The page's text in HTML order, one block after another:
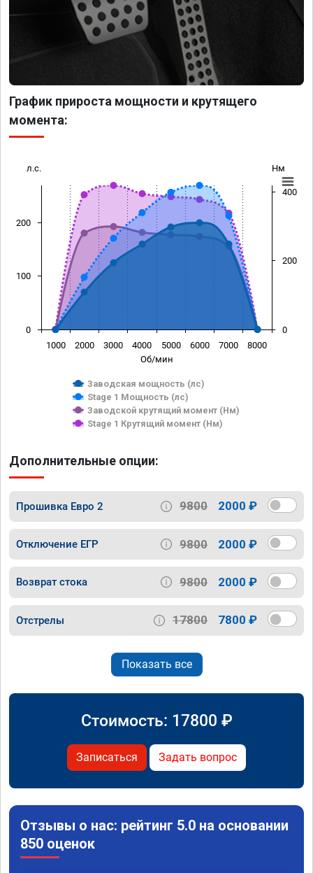
График прироста мощности и крутящего
момента:
Об/мин
л.с. Нм
Заводская мощность (лс)
Stage 1 Мощность (лс)
Заводской крутящий момент (Нм)
Stage 1 Крутящий момент (Нм)
1000 2000 3000 4000 5000 6000 7000 8000
0
100
200
0
200
400
Дополнительные опции:
Прошивка Евро 2 9800 2000 ₽
Отключение ЕГР 9800 2000 ₽
Возврат стока 9800 2000 ₽
Отстрелы 17800 7800 ₽
Показать все
Стоимость: 17800 ₽
Записаться Задать вопрос
Отзывы о нас: рейтинг 5.0 на основании
850 оценок